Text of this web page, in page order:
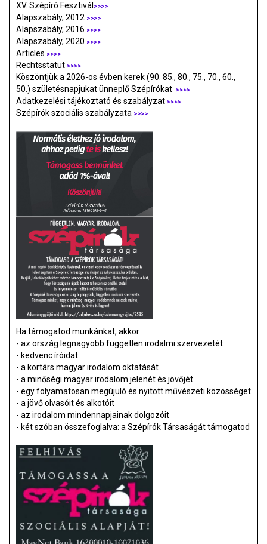
XV. Szépíró Fesztivál >>>>
Alapszabály, 2012 >>>>
Alapszabály, 2016 >>>>
Alapszabály, 2020 >>>>
Articles >>>>
Rechtsstatut >>>>
Köszöntjük a 2026-os évben kerek (90. 85., 80., 75., 70., 60.,
50.) születésnapjukat ünneplő Szépírókat
>>>>
Adatkezelési tájékoztató és szabályzat >>>>
Szépírók szociális szabályzata >>>>
Ha támogatod munkánkat, akkor
- az ország legnagyobb független irodalmi szervezetét
- kedvenc íróidat
- a kortárs magyar irodalom oktatását
- a minőségi magyar irodalom jelenét és jövőjét
- egy folyamatosan megújuló és nyitott művészeti közösséget
- a jövő olvasóit és alkotóit
- az irodalom mindennapjainak dolgozóit
- két szóban összefoglalva: a Szépírók Társaságát támogatod